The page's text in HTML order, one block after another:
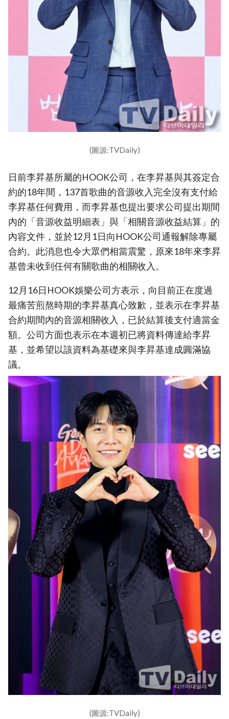
(圖源:TVDaily)
日前李昇基所屬的HOOK公司，在李昇基與其簽定合
約的18年間，137首歌曲的音源收入完全沒有支付給
李昇基任何費用，而李昇基也提出要求公司提出期間
內的「音源收益明細表」與「相關音源收益結算」的
內容文件，並於12月1日向HOOK公司通報解除專屬
合約。此消息也令大眾們相當震驚，原來18年來李昇
基曾未收到任何有關歌曲的相關收入。
12月16日HOOK娛樂公司方表示，向目前正在度過
最痛苦煎熬時期的李昇基真心致歉，並表示在李昇基
合約期間內的音源相關收入，已於結算後支付適當金
額。公司方面也表示在本週初已將資料傳達給李昇
基，並希望以該資料為基礎來與李昇基達成圓滿協
議。
(圖源:TVDaily)